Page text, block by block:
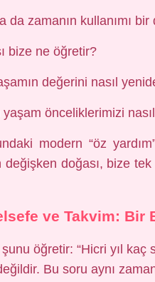
da zamanın kullanımı
bize ne öğretir?
değerini nasıl
önceliklerimizi
modern “öz
değişken doğası, bize
ve Takvim: Bir
öğretir: “Hicri yıl kaç
Bu soru aynı